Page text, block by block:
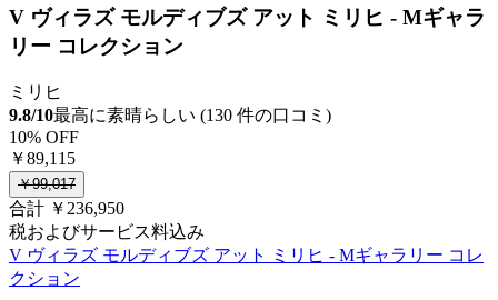
V ヴィラズ モルディブズ アット ミリヒ - Mギャラ
リー コレクション
ミリヒ
9.8/10最高に素晴らしい (130 件の口コミ)
10% OFF
￥89,115
￥99,017
合計 ￥236,950
税およびサービス料込み
V ヴィラズ モルディブズ アット ミリヒ - Mギャラリー コレ
クション